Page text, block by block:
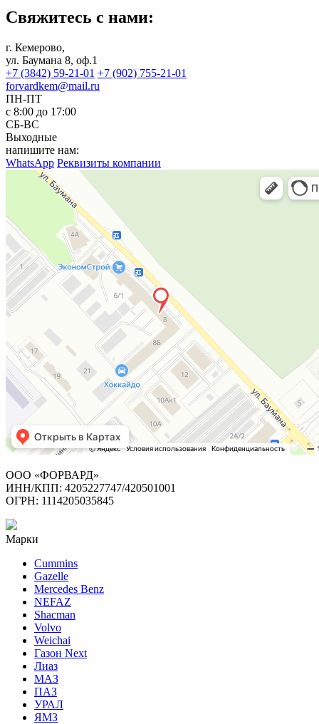
Свяжитесь с нами:
г. Кемерово,
ул. Баумана 8, оф.1
+7 (3842) 59-21-01 +7 (902) 755-21-01
forvardkem@mail.ru
ПН-ПТ
с 8:00 до 17:00
СБ-ВС
Выходные
напишите нам:
WhatsApp Реквизиты компании
ООО «ФОРВАРД»
ИНН/КПП: 4205227747/420501001
ОГРН: 1114205035845
Марки
Cummins
Gazelle
Mercedes Benz
NEFAZ
Shacman
Volvo
Weichai
Газон Next
Лиаз
МАЗ
ПАЗ
УРАЛ
ЯМЗ